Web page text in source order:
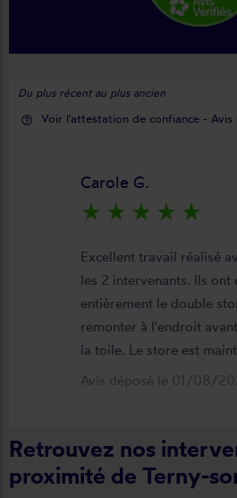
Du plus récent au plus ancien
help_outline Voir l'attestation de confiance - Avis
Carole G.
star_rate star_rate star_rate star_rate star_rate
Excellent travail réalisé
les 2 intervenants. Ils ont
entièrement le double
remonter à l'endroit
la toile. Le store est
neuf, parfaitement
Avis déposé le 01/08/
Retrouvez nos
proximité de Terny-